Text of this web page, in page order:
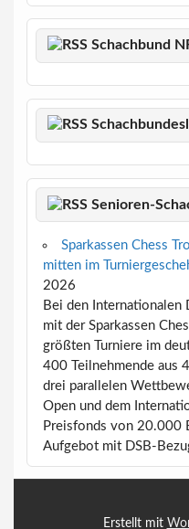
Schachbund
Senioren-
Sparkassen Chess
mitten im
2026
Bei den Internationalen
mit der Sparkassen
größten Turniere im
400 Teilnehmende aus
drei parallelen
Open und dem
Preisfonds von 20.000
Aufgebot mit DSB-
Erstellt mit